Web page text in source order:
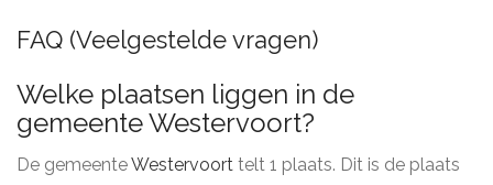
FAQ (Veelgestelde vragen)
Welke plaatsen liggen in de
gemeente Westervoort?
De gemeenteWestervoort telt 1 plaats. Dit is de plaats